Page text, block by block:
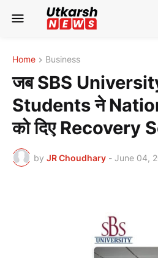
Home Business
जब SBS
Students ने
को दिए Recovery
by JR Choudhary - June 04,